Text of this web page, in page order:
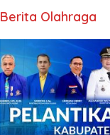
Berita Olahraga